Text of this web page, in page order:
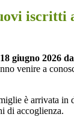
iscritti
giugno 2026
venire a
è arrivata in
di accoglienza.